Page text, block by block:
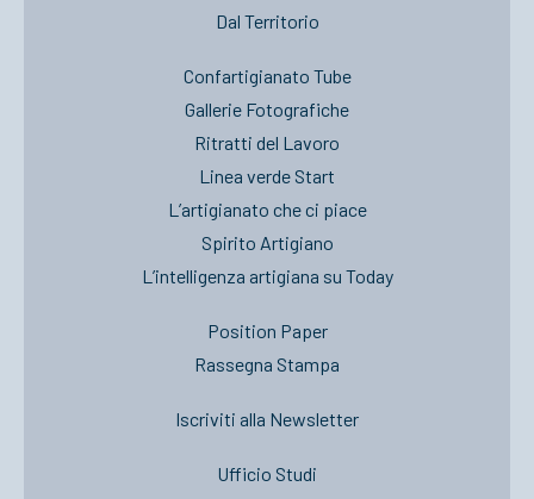
Dal Territorio
Confartigianato Tube
Gallerie Fotografiche
Ritratti del Lavoro
Linea verde Start
L’artigianato che ci piace
Spirito Artigiano
L’intelligenza artigiana su Today
Position Paper
Rassegna Stampa
Iscriviti alla Newsletter
Ufficio Studi